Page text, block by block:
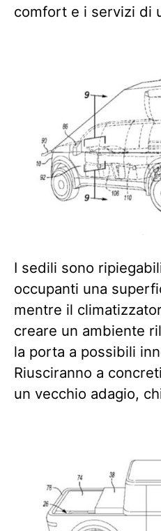
comfort e i servizi di
I sedili sono
occupanti una
mentre il
creare un ambiente
la porta a possibili
Riusciranno a
un vecchio adagio,